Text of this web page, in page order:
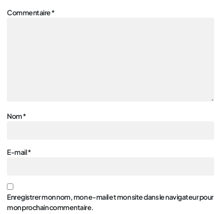
Commentaire*
Nom*
E-mail*
Enregistrer mon nom, mon e-mail et mon site dans le navigateur pour
mon prochain commentaire.